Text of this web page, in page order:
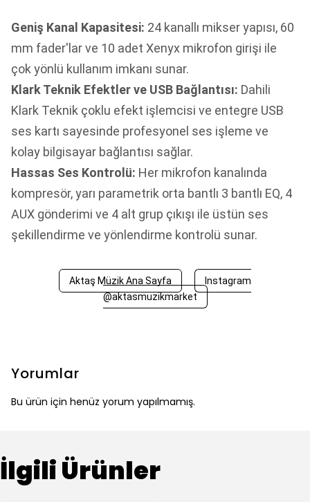
Geniş Kanal Kapasitesi: 24 kanallı mikser yapısı, 60
mm fader'lar ve 10 adet Xenyx mikrofon girişi ile
çok yönlü kullanım imkanı sunar.
Klark Teknik Efektler ve USB Bağlantısı: Dahili
Klark Teknik çoklu efekt işlemcisi ve entegre USB
ses kartı sayesinde profesyonel ses işleme ve
kolay bilgisayar bağlantısı sağlar.
Hassas Ses Kontrolü: Her mikrofon kanalında
kompresör, yarı parametrik orta bantlı 3 bantlı EQ, 4
AUX gönderimi ve 4 alt grup çıkışı ile üstün ses
şekillendirme ve yönlendirme kontrolü sunar.
Aktaş Müzik Ana Sayfa
Instagram
@aktasmuzikmarket
Yorumlar
Bu ürün için henüz yorum yapılmamış.
İlgili Ürünler